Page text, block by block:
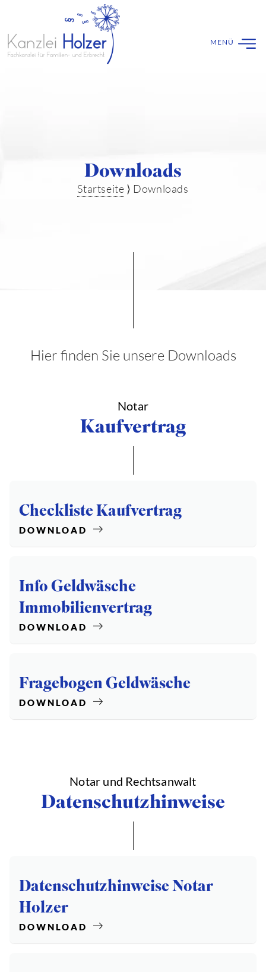
Downloads
Startseite ⟩ Downloads
Hier finden Sie unsere Downloads
Notar
Kaufvertrag
Checkliste Kaufvertrag
DOWNLOAD
Info Geldwäsche
Immobilienvertrag
DOWNLOAD
Fragebogen Geldwäsche
DOWNLOAD
Notar und Rechtsanwalt
Datenschutz­hinweise
Datenschutzhinweise Notar
Holzer
DOWNLOAD